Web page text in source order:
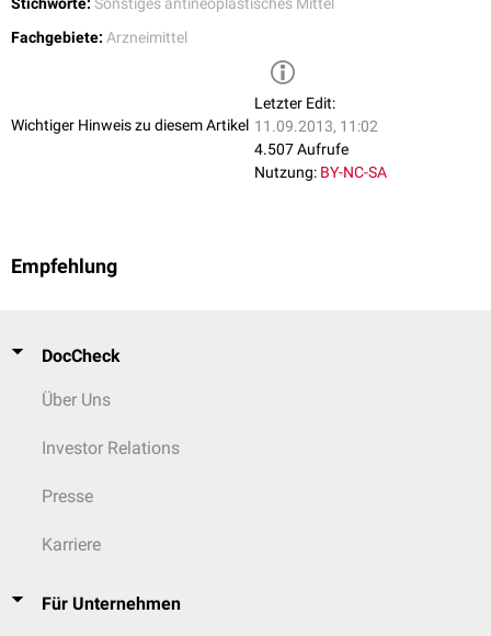
Stichworte: Sonstiges antineoplastisches Mittel
Fachgebiete: Arzneimittel
Wichtiger Hinweis zu diesem Artikel
Letzter Edit:
11.09.2013, 11:02
4.507 Aufrufe
Nutzung: BY-NC-SA
Empfehlung
DocCheck
Über Uns
Investor Relations
Presse
Karriere
Für Unternehmen